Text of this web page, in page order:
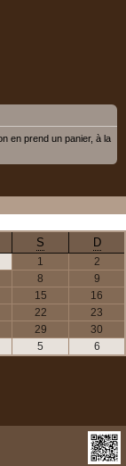
en prend un panier, à la
S D
1
2
8
9
15
16
22
23
29
30
5 6